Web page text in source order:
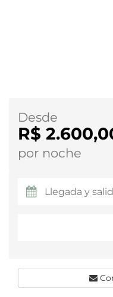
Desde
R$
por noche